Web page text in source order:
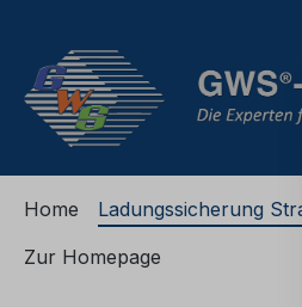
Home Ladungssicherung
Zur Homepage